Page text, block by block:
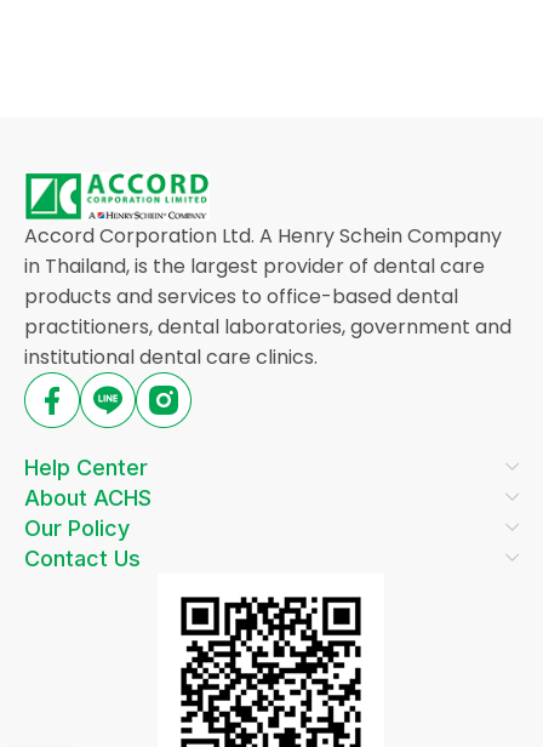
Accord Corporation Ltd. A Henry Schein Company
in Thailand, is the largest provider of dental care
products and services to office-based dental
practitioners, dental laboratories, government and
institutional dental care clinics.
Help Center
About ACHS
Our Policy
Contact Us